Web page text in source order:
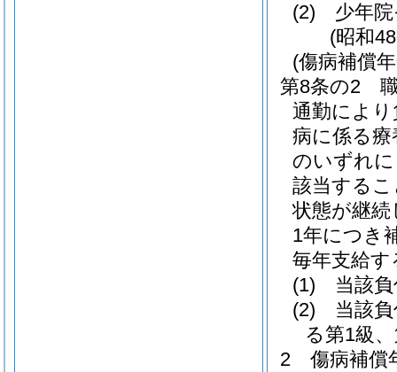
(2)
少年
(昭和
(傷病補償
第8条の2
通勤によ
病に係る
のいずれ
該当する
状態が継
1年につき
毎年支給す
(1)
当該
(2)
当該
る第1級
2
傷病補償